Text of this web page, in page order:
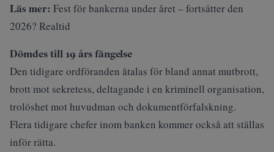
Läs mer: Fest för bankerna under året – fortsätter den
2026? Realtid
Dömdes till 19 års fängelse
Den tidigare ordföranden åtalas för bland annat mutbrott,
brott mot sekretess, deltagande i en kriminell organisation,
trolöshet mot huvudman och dokumentförfalskning.
Flera tidigare chefer inom banken kommer också att ställas
inför rätta.